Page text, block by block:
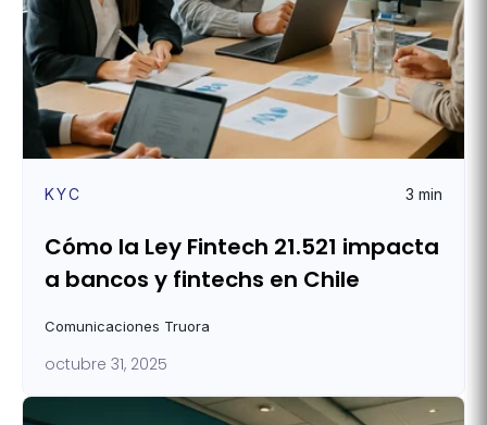
KYC 3 min
Cómo la Ley Fintech 21.521 impacta
a bancos y fintechs en Chile
Comunicaciones Truora
octubre 31, 2025